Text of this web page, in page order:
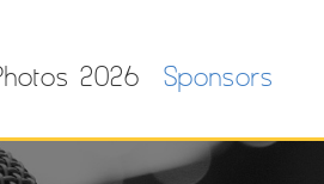
2026 Sponsors